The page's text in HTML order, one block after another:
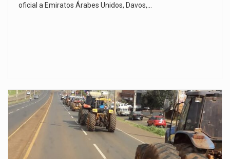
oficial a Emiratos Árabes Unidos, Davos,…